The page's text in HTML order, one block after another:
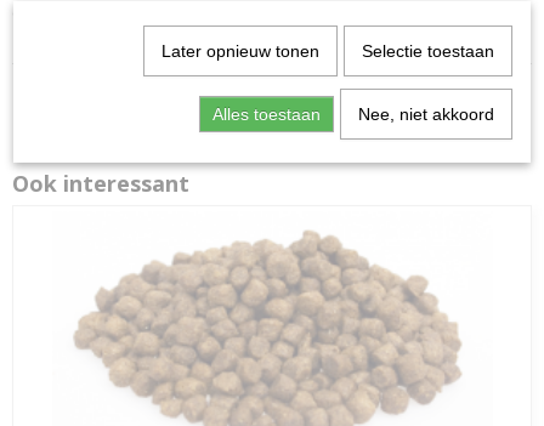
(mangaan (II) oxide) 35,0 mg, Jodium (calciumjodaat,watervrij) 1,5 mg.
Ook interessant
Later opnieuw tonen Selectie toestaan
Alles toestaan Nee, niet akkoord